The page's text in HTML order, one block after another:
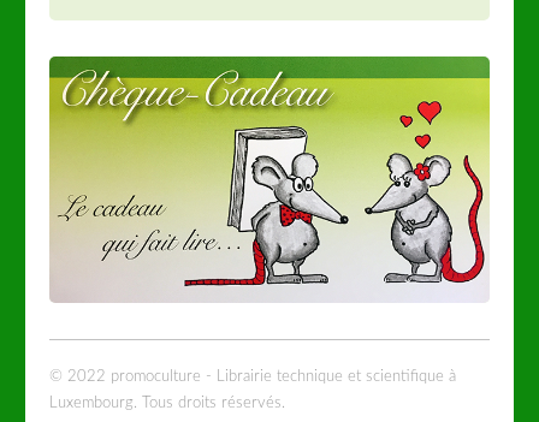
© 2022 promoculture - Librairie technique et scientifique à
Luxembourg. Tous droits réservés.